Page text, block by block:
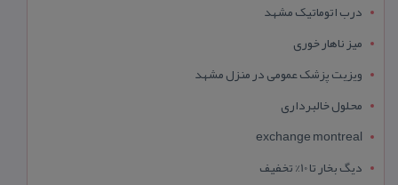
درب اتوماتیک مشهد
میز ناهار خوری
ویزیت پزشک عمومی در منزل مشهد
محلول خالبرداری
exchange montreal
دیگ بخار تا 10% تخفیف